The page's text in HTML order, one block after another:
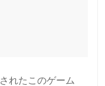
れたこのゲーム